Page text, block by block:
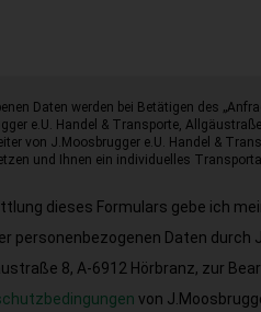
Daten werden bei Betätigen des
e.U. Handel & Transporte,
von J.Moosbrugger e.U. Handel &
und Ihnen ein individuelles
dieses Formulars gebe ich
personenbezogenen Daten durch
8, A-6912 Hörbranz, zur
von